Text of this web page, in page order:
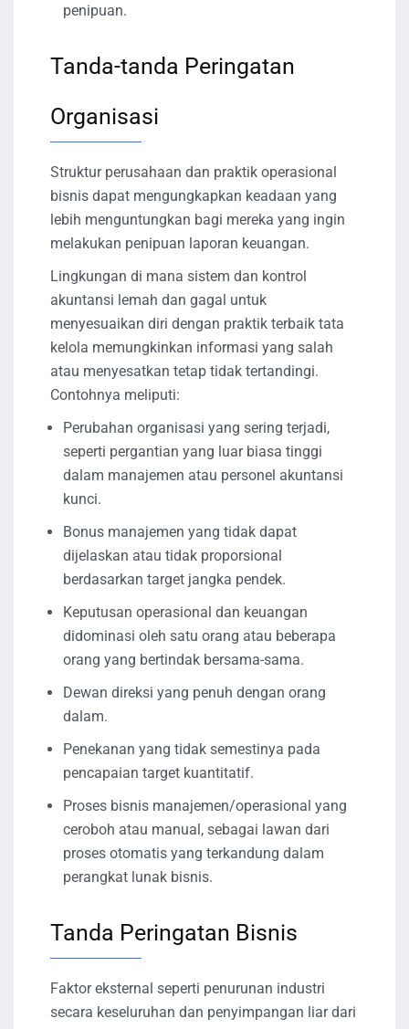
penipuan.
Tanda-tanda Peringatan
Organisasi
Struktur perusahaan dan praktik operasional
bisnis dapat mengungkapkan keadaan yang
lebih menguntungkan bagi mereka yang ingin
melakukan penipuan laporan keuangan.
Lingkungan di mana sistem dan kontrol
akuntansi lemah dan gagal untuk
menyesuaikan diri dengan praktik terbaik tata
kelola memungkinkan informasi yang salah
atau menyesatkan tetap tidak tertandingi.
Contohnya meliputi:
Perubahan organisasi yang sering terjadi,
seperti pergantian yang luar biasa tinggi
dalam manajemen atau personel akuntansi
kunci.
Bonus manajemen yang tidak dapat
dijelaskan atau tidak proporsional
berdasarkan target jangka pendek.
Keputusan operasional dan keuangan
didominasi oleh satu orang atau beberapa
orang yang bertindak bersama-sama.
Dewan direksi yang penuh dengan orang
dalam.
Penekanan yang tidak semestinya pada
pencapaian target kuantitatif.
Proses bisnis manajemen/operasional yang
ceroboh atau manual, sebagai lawan dari
proses otomatis yang terkandung dalam
perangkat lunak bisnis.
Tanda Peringatan Bisnis
Faktor eksternal seperti penurunan industri
secara keseluruhan dan penyimpangan liar dari